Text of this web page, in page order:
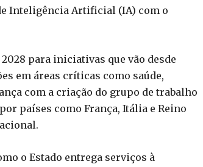
Inteligência Artificial (IA) com o
para iniciativas que vão desde
em áreas críticas como saúde,
com a criação do grupo de trabalho
países como França, Itália e Reino
o Estado entrega serviços à